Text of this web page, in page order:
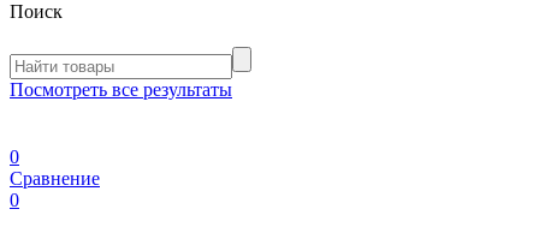
Поиск
Посмотреть все результаты
0
Сравнение
0